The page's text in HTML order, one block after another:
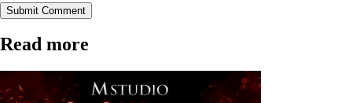
Submit Comment
Read more